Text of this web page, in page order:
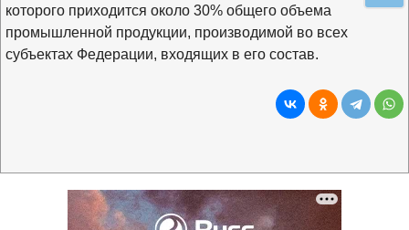
которого приходится около 30% общего объема
промышленной продукции, производимой во всех
субъектах Федерации, входящих в его состав.